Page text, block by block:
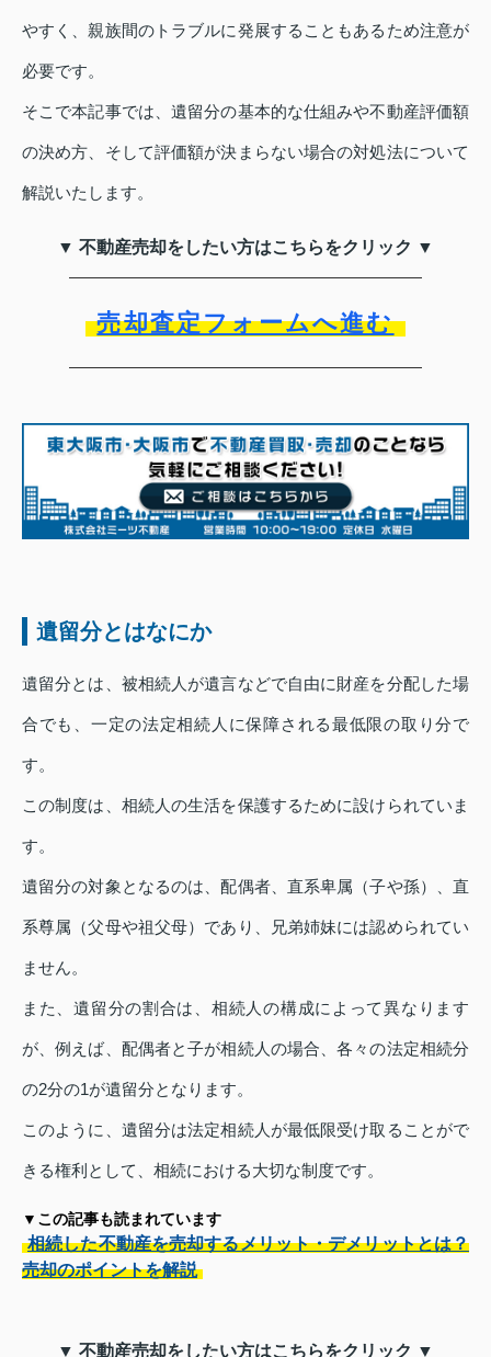
やすく、親族間のトラブルに発展することもあるため注意が
必要です。
そこで本記事では、遺留分の基本的な仕組みや不動産評価額
の決め方、そして評価額が決まらない場合の対処法について
解説いたします。
▼ 不動産売却をしたい方はこちらをクリック ▼
売却査定フォームへ進む
遺留分とはなにか
遺留分とは、被相続人が遺言などで自由に財産を分配した場
合でも、一定の法定相続人に保障される最低限の取り分で
す。
この制度は、相続人の生活を保護するために設けられていま
す。
遺留分の対象となるのは、配偶者、直系卑属（子や孫）、直
系尊属（父母や祖父母）であり、兄弟姉妹には認められてい
ません。
また、遺留分の割合は、相続人の構成によって異なります
が、例えば、配偶者と子が相続人の場合、各々の法定相続分
の2分の1が遺留分となります。
このように、遺留分は法定相続人が最低限受け取ることがで
きる権利として、相続における大切な制度です。
▼この記事も読まれています
相続した不動産を売却するメリット・デメリットとは？
売却のポイントを解説
▼ 不動産売却をしたい方はこちらをクリック ▼